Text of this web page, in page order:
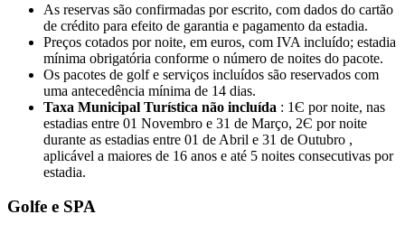
As reservas são confirmadas por escrito, com dados do cartão
de crédito para efeito de garantia e pagamento da estadia.
Preços cotados por noite, em euros, com IVA incluído; estadia
mínima obrigatória conforme o número de noites do pacote.
Os pacotes de golf e serviços incluídos são reservados com
uma antecedência mínima de 14 dias.
Taxa Municipal Turística não incluída : 1Є por noite, nas
estadias entre 01 Novembro e 31 de Março, 2Є por noite
durante as estadias entre 01 de Abril e 31 de Outubro ,
aplicável a maiores de 16 anos e até 5 noites consecutivas por
estadia.
Golfe e SPA